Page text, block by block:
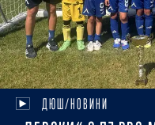
ДЮШ/НОВИНИ